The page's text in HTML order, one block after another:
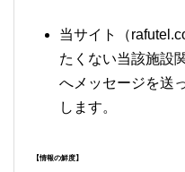
当サイト（
たくない当該施設
へメッセージを送
します。
【情報の鮮度】